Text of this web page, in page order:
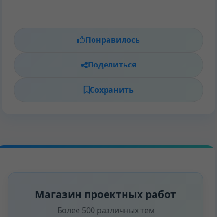
Понравилось
Поделиться
Сохранить
Магазин проектных работ
Более 500 различных тем